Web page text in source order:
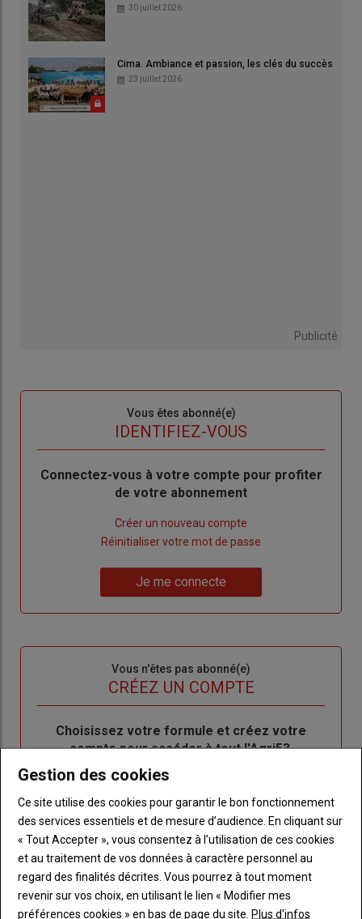
30 juillet 2026
Cima. Ambiance et passion, les clés du succès
23 juillet 2026
Publicité
Vous êtes abonné(e)
IDENTIFIEZ-VOUS
Body
Connectez-vous à votre compte pour profiter
de votre abonnement
Créer un nouveau compte
de
Réinitialiser votre mot de passe
me
Je me connecte
Vous n'êtes pas abonné(e)
CRÉEZ UN COMPTE
BodyChoisissez votre formule et créez votre
compte pour accéder à tout l'Agri53.
Lien
LES PLUS LUS
Gestion des cookies
Ce site utilise des cookies pour garantir le bon fonctionnement
des services essentiels et de mesure d’audience. En cliquant sur
« Tout Accepter », vous consentez à l’utilisation de ces cookies
et au traitement de vos données à caractère personnel au
regard des finalités décrites. Vous pourrez à tout moment
revenir sur vos choix, en utilisant le lien « Modifier mes
préférences cookies » en bas de page du site. Plus d'infos